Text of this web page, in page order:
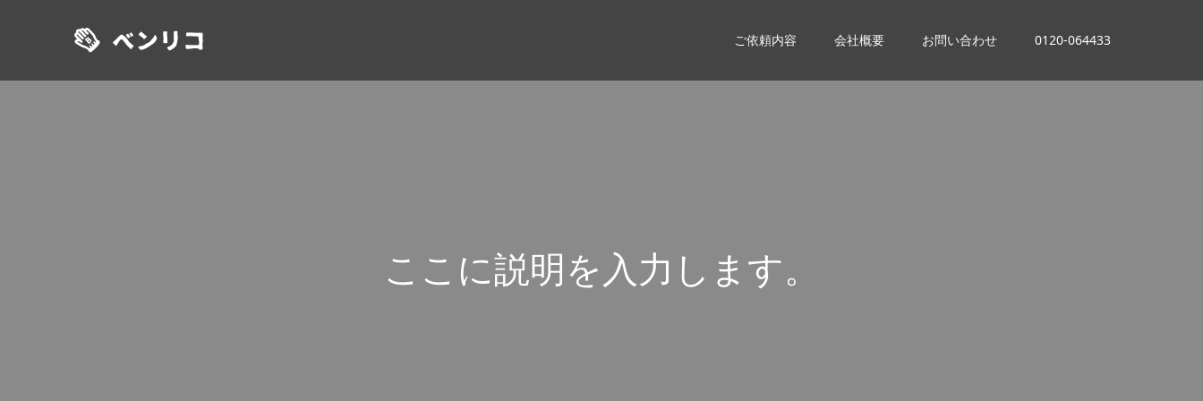
ご依頼内容 会社概要 お問い合わせ 0120-064433
こ こ に 説明 を 入 力 し ま す
こ